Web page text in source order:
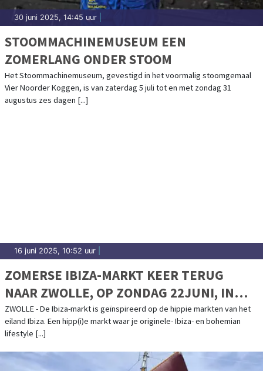
30 juni 2025, 14:45 uur
STOOMMACHINEMUSEUM EEN
ZOMERLANG ONDER STOOM
Het Stoommachinemuseum, gevestigd in het voormalig stoomgemaal
Vier Noorder Koggen, is van zaterdag 5 juli tot en met zondag 31
augustus zes dagen [...]
16 juni 2025, 10:52 uur
ZOMERSE IBIZA-MARKT KEER TERUG
NAAR ZWOLLE, OP ZONDAG 22JUNI, IN
HET PARK DE WEZENLANDEN.
ZWOLLE - De Ibiza-markt is geïnspireerd op de hippie markten van het
eiland Ibiza. Een hipp(i)e markt waar je originele- Ibiza- en bohemian
lifestyle [...]